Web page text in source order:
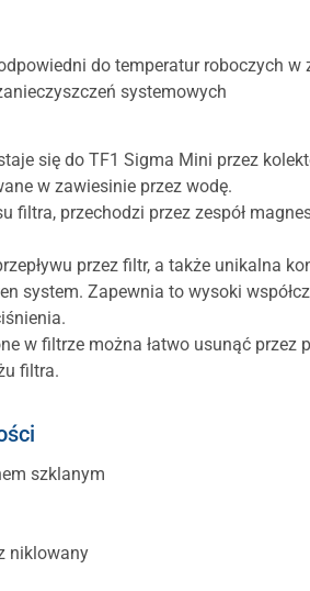
do temperatur roboczych w
systemowych
się do TF1 Sigma Mini przez
w zawiesinie przez wodę.
filtra, przechodzi przez zespół
przez filtr, a także unikalna
system. Zapewnia to wysoki
w filtrze można łatwo usunąć
filtra.
szklanym
niklowany